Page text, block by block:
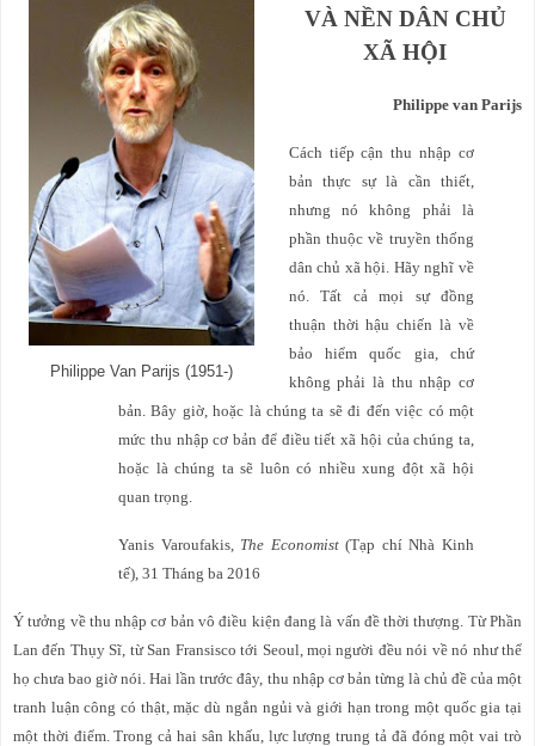
Philippe Van Parijs (1951-)
VÀ NỀN DÂN CHỦ
XÃ HỘI
Philippe van Parijs
Cách tiếp cận thu nhập cơ
bản thực sự là cần thiết,
nhưng nó không phải là
phần thuộc về truyền thống
dân chủ xã hội. Hãy nghĩ về
nó. Tất cả mọi sự đồng
thuận thời hậu chiến là về
bảo hiểm quốc gia, chứ
không phải là thu nhập cơ
bản. Bây giờ, hoặc là chúng ta sẽ đi đến việc có một
mức thu nhập cơ bản để điều tiết xã hội của chúng ta,
hoặc là chúng ta sẽ luôn có nhiều xung đột xã hội
quan trọng.
Yanis Varoufakis, The Economist(Tạp chí Nhà Kinh
tế), 31 Tháng ba 2016
Ý tưởng về thu nhập cơ bản vô điều kiện đang là vấn đề thời thượng. Từ Phần
Lan đến Thụy Sĩ, từ San Fransisco tới Seoul, mọi người đều nói về nó như thể
họ chưa bao giờ nói. Hai lần trước đây, thu nhập cơ bản từng là chủ đề của một
tranh luận công có thật, mặc dù ngắn ngủi và giới hạn trong một quốc gia tại
một thời điểm. Trong cả hai sân khấu, lực lượng trung tả đã đóng một vai trò